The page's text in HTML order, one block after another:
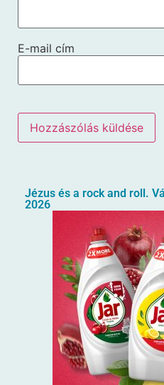
E-mail cím
Jézus és a rock and roll.
2026